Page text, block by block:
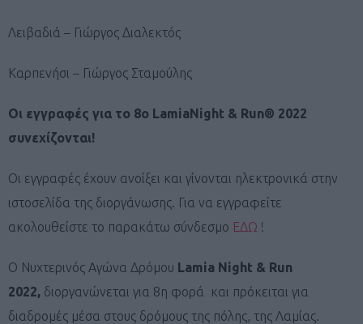
Λειβαδιά – Γιώργος Διαλεκτός
Καρπενήσι – Γιώργος Σταμούλης
Οι εγγραφές για το 8ο LamiaNight & Run® 2022
συνεχίζονται!
Οι εγγραφές έχουν ανοίξει και γίνονται ηλεκτρονικά στην
ιστοσελίδα της διοργάνωσης. Για να εγγραφείτε
ακολουθείστε το παρακάτω σύνδεσμο ΕΔΩ !
Ο Νυχτερινός Αγώνα Δρόμου Lamia Νight & Run
2022, διοργανώνεται για 8η φορά και πρόκειται για
διαδρομές μέσα στους δρόμους της πόλης, της Λαμίας.